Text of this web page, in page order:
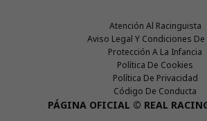
Atención Al Racinguista
Aviso Legal Y Condiciones
Protección A La Infancia
Política De Cookies
Política De Privacidad
Código De Conducta
PÁGINA OFICIAL © REAL